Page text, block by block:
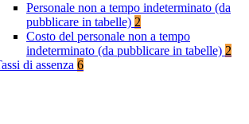
Personale non a tempo indeterminato (da
pubblicare in tabelle) 2
Costo del personale non a tempo
indeterminato (da pubblicare in tabelle) 2
di assenza 6